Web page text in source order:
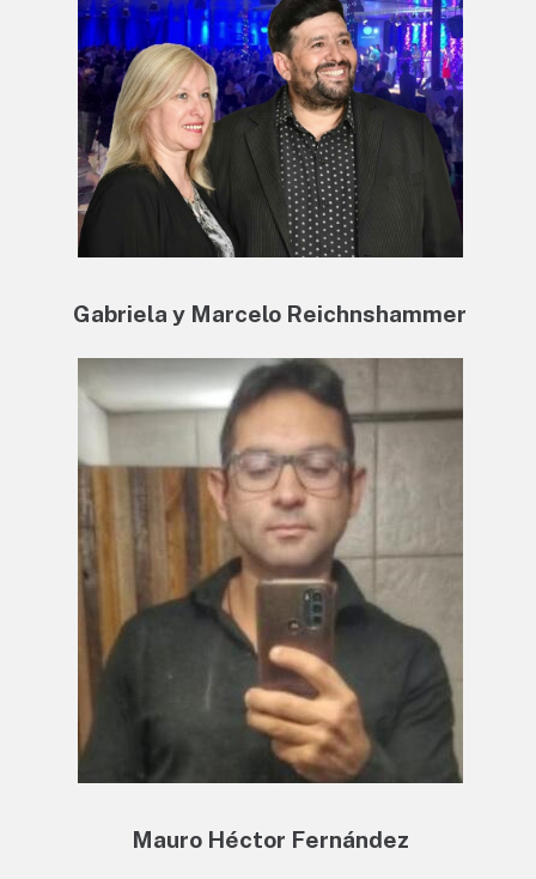
Gabriela y Marcelo Reichnshammer
Mauro Héctor Fernández